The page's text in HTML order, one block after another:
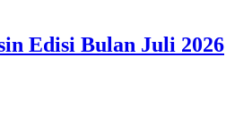
Edisi Bulan Juli 2026